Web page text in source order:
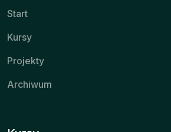
Start
Kursy
Projekty
Archiwum